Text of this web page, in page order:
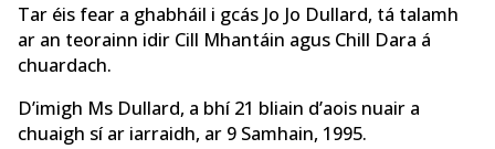
Tar éis fear a ghabháil i gcás Jo Jo Dullard, tá talamh
ar an teorainn idir Cill Mhantáin agus Chill Dara á
chuardach.
D’imigh Ms Dullard, a bhí 21 bliain d’aois nuair a
chuaigh sí ar iarraidh, ar 9 Samhain, 1995.